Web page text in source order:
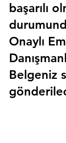
başarılı
Onaylı
Belgeniz